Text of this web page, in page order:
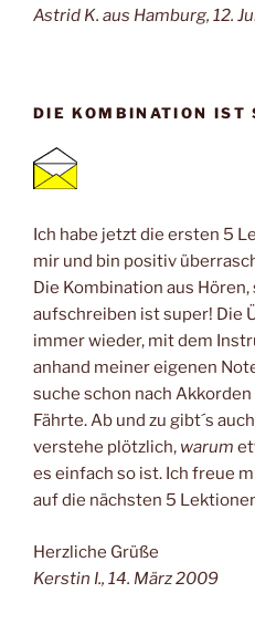
Astrid K. aus Hamburg, 12.
DIE KOMBINATION IST
Ich habe jetzt die ersten 5
mir und bin positiv
Die Kombination aus
aufschreiben ist super! Die
immer wieder, mit dem
anhand meiner eigenen
suche schon nach
Fährte. Ab und zu gibt´s
verstehe plötzlich, warum
es einfach so ist. Ich freue
auf die nächsten 5
Herzliche Grüße
Kerstin I., 14. März 2009